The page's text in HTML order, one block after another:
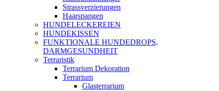
Strassverzierungen
Haarspangen
HUNDELECKEREIEN
HUNDEKISSEN
FUNKTIONALE HUNDEDROPS,
DARMGESUNDHEIT
Terraristik
Terrarium Dekoration
Terrarium
Glasterrarium